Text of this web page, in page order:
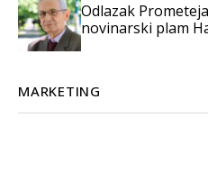
Odlazak
novinarski plam
MARKETING